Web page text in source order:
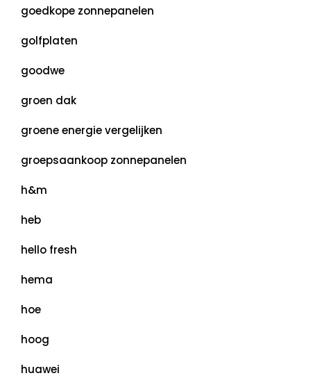
goedkope zonnepanelen
golfplaten
goodwe
groen dak
groene energie vergelijken
groepsaankoop zonnepanelen
h&m
heb
hello fresh
hema
hoe
hoog
huawei